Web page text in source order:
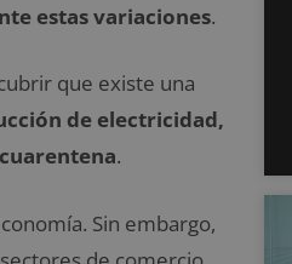
estas variaciones.
que existe una
de electricidad,
.
Sin embargo,